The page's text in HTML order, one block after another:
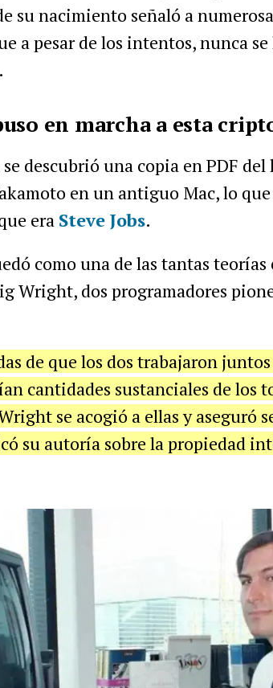
su nacimiento señaló a
a pesar de los intentos, nunca
en marcha a esta
descubrió una copia en PDF
en un antiguo Mac, lo que
era Steve Jobs.
como una de las tantas
Wright, dos programadores
de que los dos trabajaron
cantidades sustanciales de los
se acogió a ellas y aseguró
su autoría sobre la propiedad